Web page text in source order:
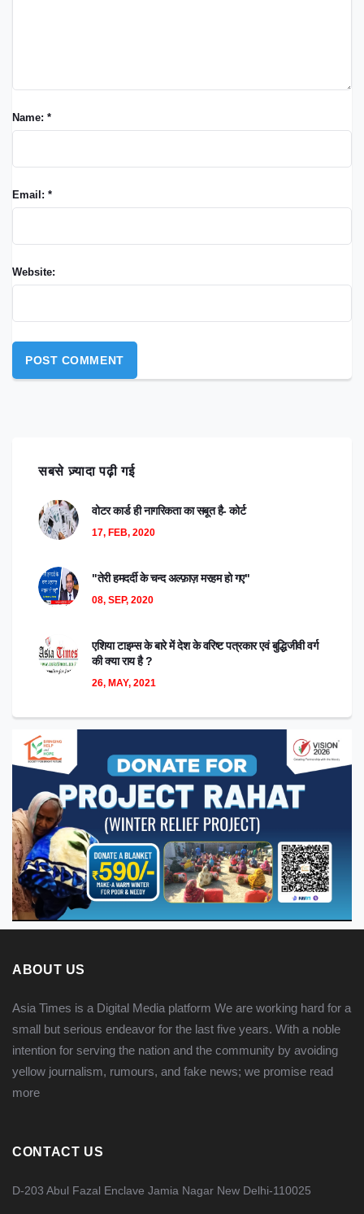
Name: *
Email: *
Website:
सबसे ज़्यादा पढ़ी गई
वोटर कार्ड ही नागरिकता का सबूत है- कोर्ट
17, FEB, 2020
"तेरी हमदर्दी के चन्द अल्फ़ाज़ मरहम हो गए"
08, SEP, 2020
एशिया टाइम्स के बारे में देश के वरिष्ट पत्रकार एवं बुद्धिजीवी वर्ग
की क्या राय है ?
26, MAY, 2021
ABOUT US
Asia Times is a Digital Media platform We are working hard for a
small but serious endeavor for the last five years. With a noble
intention for serving the nation and the community by avoiding
yellow journalism, rumours, and fake news; we promise read
more
CONTACT US
D-203 Abul Fazal Enclave Jamia Nagar New Delhi-110025